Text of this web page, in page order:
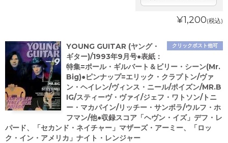
¥1,200(税込)
クリックポスト他可
YOUNG GUITAR (ヤング・
ギター)/1993年9月号●表紙：
特集=ポール・ギルバート＆ビリー・シーン(Mr.
Big)●ピンナップ=エリック・クラプトン/ヴァ
ン・ヘイレン/ヴィンス・ニール/ポイズン/MR.B
IG/スティーヴ・ヴァイ/ジェフ・ワトソン/トニ
ー・マカパイン/リッチー・サンボラ/ウルフ・ホ
フマン/他●収録スコア「ヘヴン・イズ」デフ・レ
パード、「セカンド・ネイチャー」マザーズ・アーミー、「ロッ
ク・イン・アメリカ」ナイト・レンジャー